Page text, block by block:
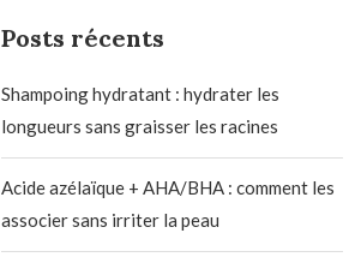
Posts récents
Shampoing hydratant : hydrater les
longueurs sans graisser les racines
Acide azélaïque + AHA/BHA : comment les
associer sans irriter la peau